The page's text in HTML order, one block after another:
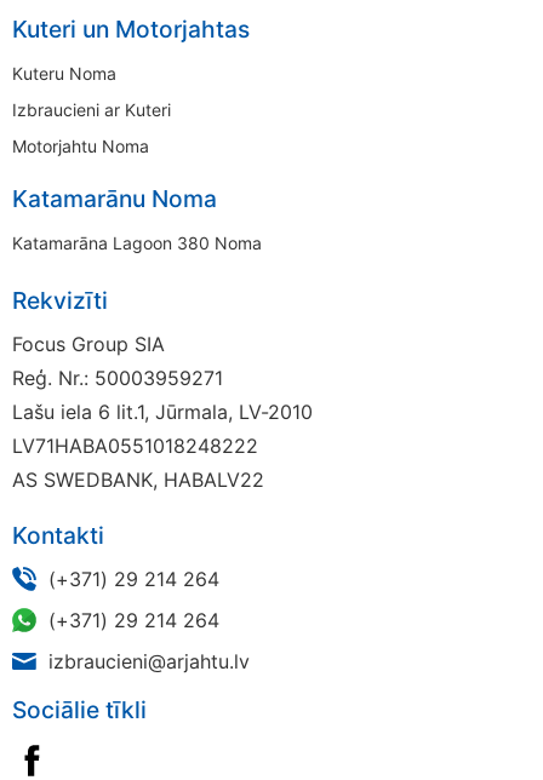
Kuteri un Motorjahtas
Kuteru Noma
Izbraucieni ar Kuteri
Motorjahtu Noma
Katamarānu Noma
Katamarāna Lagoon 380 Noma
Rekvizīti
Focus Group SIA
Reģ. Nr.: 50003959271
Lašu iela 6 lit.1, Jūrmala, LV-2010
LV71HABA0551018248222
AS SWEDBANK, HABALV22
Kontakti
(+371) 29 214 264
(+371) 29 214 264
izbraucieni@arjahtu.lv
Sociālie tīkli